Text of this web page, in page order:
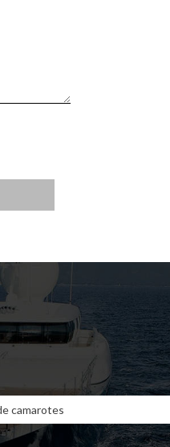
camarotes